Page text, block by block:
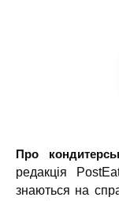
Про
редакція
знаються на